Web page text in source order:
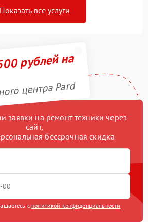
Показать все услуги
рублей на
центра Pard
заявки на ремонт техники через
сайт,
бессрочная скидка
с политикой конфиденциальности